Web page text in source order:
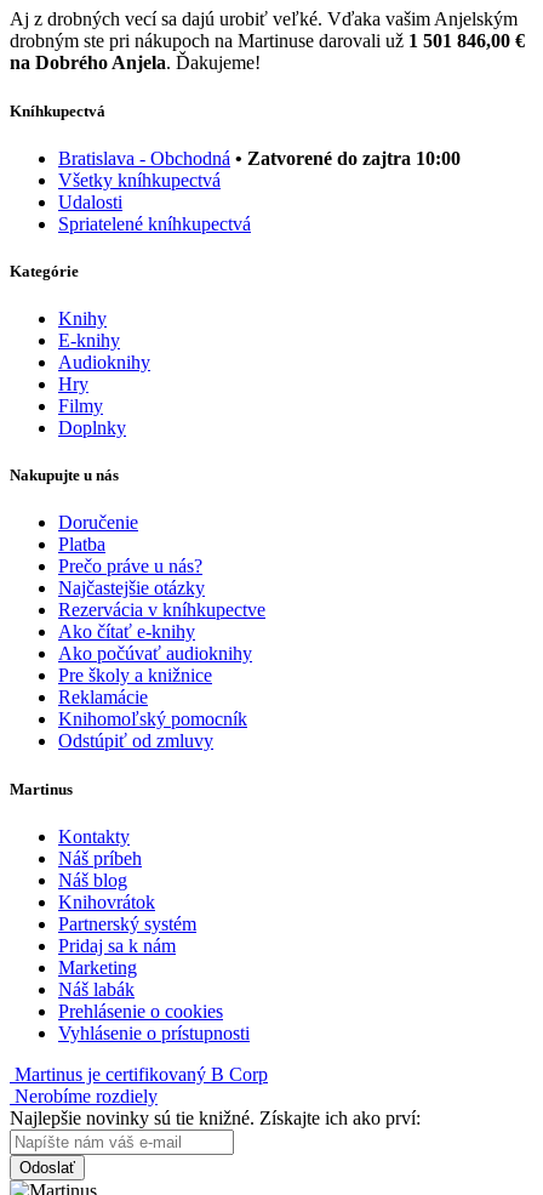
Aj z drobných vecí sa dajú urobiť veľké. Vďaka vašim Anjelským
drobným ste pri nákupoch na Martinuse darovali už 1 501 846,00 €
na Dobrého Anjela. Ďakujeme!
Kníhkupectvá
Bratislava - Obchodná • Zatvorené do zajtra 10:00
Všetky kníhkupectvá
Udalosti
Spriatelené kníhkupectvá
Kategórie
Knihy
E-knihy
Audioknihy
Hry
Filmy
Doplnky
Nakupujte u nás
Doručenie
Platba
Prečo práve u nás?
Najčastejšie otázky
Rezervácia v kníhkupectve
Ako čítať e-knihy
Ako počúvať audioknihy
Pre školy a knižnice
Reklamácie
Knihomoľský pomocník
Odstúpiť od zmluvy
Martinus
Kontakty
Náš príbeh
Náš blog
Knihovrátok
Partnerský systém
Pridaj sa k nám
Marketing
Náš labák
Prehlásenie o cookies
Vyhlásenie o prístupnosti
Martinus je certifikovaný B Corp
Nerobíme rozdiely
Najlepšie novinky sú tie knižné. Získajte ich ako prví:
Odoslať